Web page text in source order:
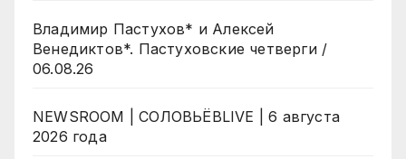
Владимир Пастухов* и Алексей
Венедиктов*. Пастуховские четверги /
06.08.26
NEWSROOM | СОЛОВЬЁВLIVE | 6 августа
2026 года